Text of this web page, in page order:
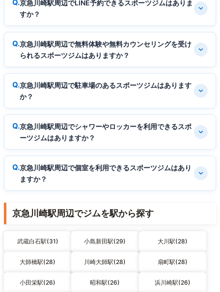
京急川崎駅周辺でLINE予約できるスポーツジムはありま
すか？
京急川崎駅周辺で無料体験や無料カウンセリングを受け
られるスポーツジムはありますか？
京急川崎駅周辺で駐車場のあるスポーツジムはあります
か？
京急川崎駅周辺でシャワーやロッカーを利用できるスポ
ーツジムはありますか？
京急川崎駅周辺で個室を利用できるスポーツジムはあり
ますか？
京急川崎駅周辺でジムを駅から探す
武蔵白石駅(31) 小島新田駅(29) 大川駅(28)
大師橋駅(28) 川崎大師駅(28) 扇町駅(28)
小田栄駅(26) 昭和駅(26) 浜川崎駅(26)